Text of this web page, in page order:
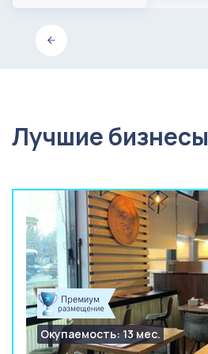
Лучшие бизнесы
Окупаемость: 13 мес.